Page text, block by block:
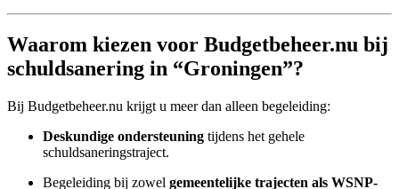
Waarom kiezen voor Budgetbeheer.nu bij
schuldsanering in “Groningen”?
Bij Budgetbeheer.nu krijgt u meer dan alleen begeleiding:
Deskundige ondersteuning tijdens het gehele
schuldsaneringstraject.
Begeleiding bij zowel gemeentelijke trajecten als WSNP-